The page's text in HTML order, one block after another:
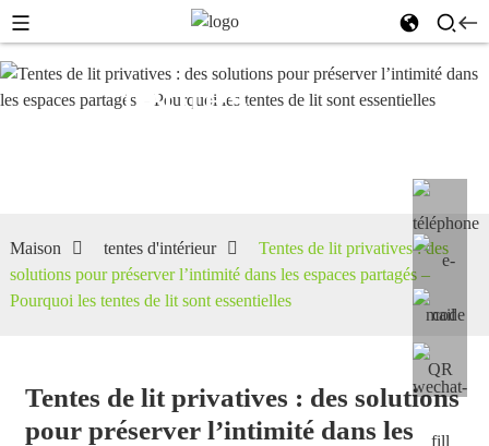
tentes
Maison tentes d'intérieur
Tentes de lit privatives : des
solutions pour préserver l’intimité dans les espaces partagés –
Pourquoi les tentes de lit sont essentielles
Tentes de lit privatives : des solutions
pour préserver l’intimité dans les